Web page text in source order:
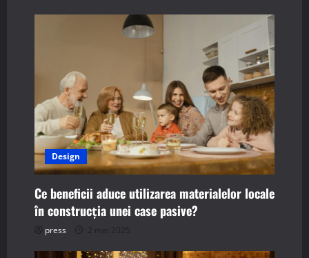
Design
Ce beneficii aduce utilizarea materialelor locale
în construcția unei case pasive?
press 2 mai 2025